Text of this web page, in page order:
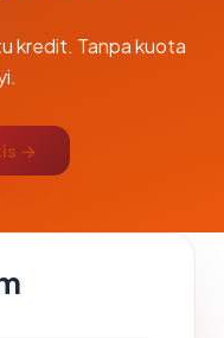
kredit. Tanpa kuota
→